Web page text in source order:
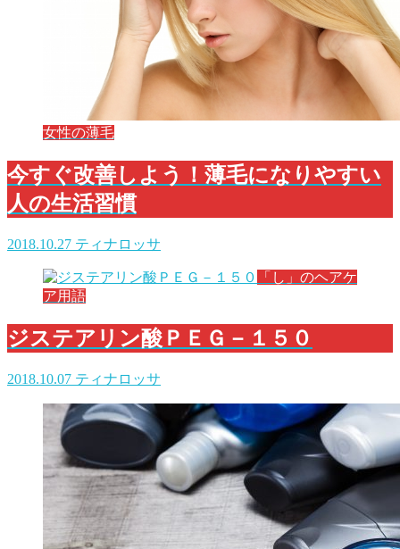
女性の薄毛
今すぐ改善しよう！薄毛になりやすい
人の生活習慣
2018.10.27 ティナロッサ
「し」のヘアケ
ア用語
ジステアリン酸ＰＥＧ－１５０
2018.10.07 ティナロッサ